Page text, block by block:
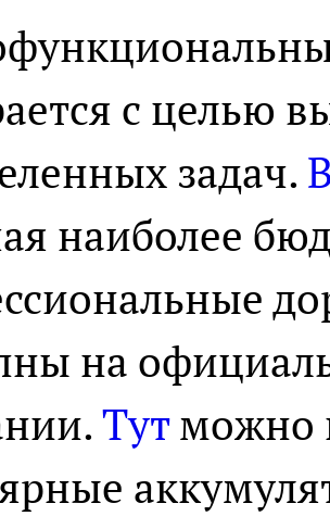
с целью
задач.
наиболее
на
Тутможно